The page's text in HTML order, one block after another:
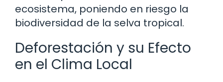
ecosistema, poniendo en riesgo la
biodiversidad de la selva tropical.
Deforestación y su Efecto
en el Clima Local